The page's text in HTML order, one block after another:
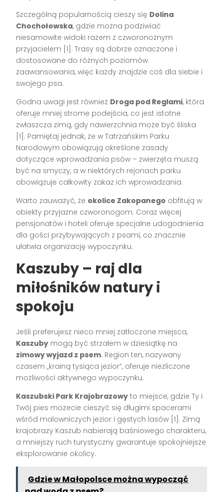
Szczególną popularnością cieszy się Dolina
Chochołowska, gdzie można podziwiać
niesamowite widoki razem z czworonożnym
przyjacielem [1]. Trasy są dobrze oznaczone i
dostosowane do różnych poziomów
zaawansowania, więc każdy znajdzie coś dla siebie i
swojego psa.
Godna uwagi jest również Droga pod Reglami, która
oferuje mniej strome podejścia, co jest istotne
zwłaszcza zimą, gdy nawierzchnia może być śliska
[1]. Pamiętaj jednak, że w Tatrzańskim Parku
Narodowym obowiązują określone zasady
dotyczące wprowadzania psów – zwierzęta muszą
być na smyczy, a w niektórych rejonach parku
obowiązuje całkowity zakaz ich wprowadzania.
Warto zauważyć, że okolice Zakopanego obfitują w
obiekty przyjazne czworonogom. Coraz więcej
pensjonatów i hoteli oferuje specjalne udogodnienia
dla gości przybywających z psami, co znacznie
ułatwia organizację wypoczynku.
Kaszuby – raj dla
miłośników natury i
spokoju
Jeśli preferujesz nieco mniej zatłoczone miejsca,
Kaszuby mogą być strzałem w dziesiątkę na
zimowy wyjazd z psem. Region ten, nazywany
czasem „krainą tysiąca jezior”, oferuje niezliczone
możliwości aktywnego wypoczynku.
Kaszubski Park Krajobrazowy to miejsce, gdzie Ty i
Twój pies możecie cieszyć się długimi spacerami
wśród malowniczych jezior i gęstych lasów [1]. Zimą
krajobrazy Kaszub nabierają baśniowego charakteru,
a mniejszy ruch turystyczny gwarantuje spokojniejsze
eksplorowanie okolicy.
Gdzie w Małopolsce można wypocząć